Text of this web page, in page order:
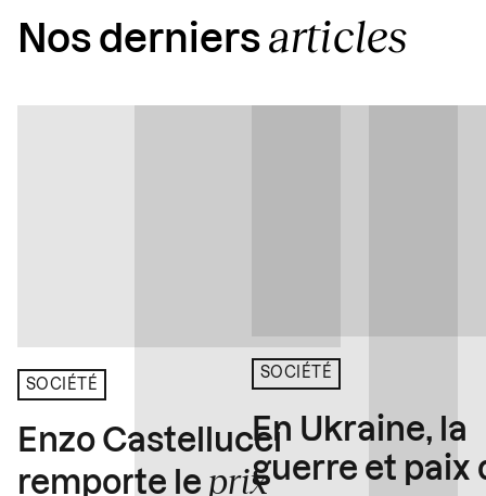
Nos derniers articles
SOCIÉTÉ
Enzo Castellucci
remporte le prix
SOCIÉTÉ
En Ukraine, la
guerre et paix